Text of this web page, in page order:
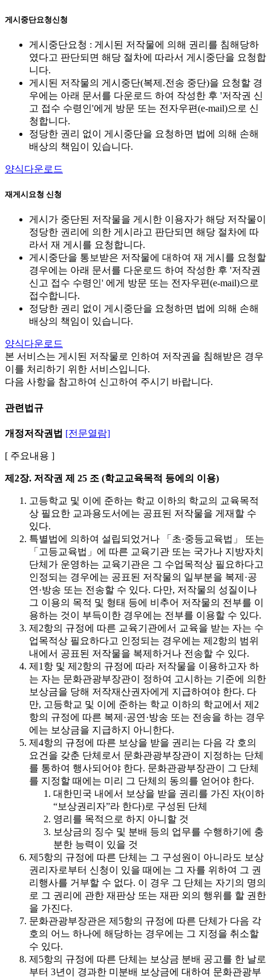
게시중단요청신청
게시중단요청 : 게시된 저작물에 의해 권리를 침해당하
였다고 판단되면 해당 절차에 따라서 게시중단을 요청합
니다.
게시된 저작물의 게시중단(복제.전송 중단)을 요청할 경
우에는 아래 문서를 다운로드 하여 작성한 후 '저작권 신
고 접수 수령인'에게 방문 또는 전자우편(e-mail)으로 신
청합니다.
정당한 권리 없이 게시중단을 요청하면 법에 의해 손해
배상의 책임이 있습니다.
양식다운로드
재게시요청 신청
게시가 중단된 저작물을 게시한 이용자가 해당 저작물이
정당한 권리에 의한 게시라고 판단되면 해당 절차에 따
라서 재 게시를 요청합니다.
게시중단을 통보받은 저작물에 대하여 재 게시를 요청할
경우에는 아래 문서를 다운로드 하여 작성한 후 '저작권
신고 접수 수령인' 에게 방문 또는 전자우편(e-mail)으로
접수합니다.
정당한 권리 없이 게시중단을 요청하면 법에 의해 손해
배상의 책임이 있습니다.
양식다운로드
본 서비스는 게시된 저작물로 인하여 저작권을 침해받은 경우
이를 처리하기 위한 서비스입니다.
다음 사항을 참고하여 신고하여 주시기 바랍니다.
관련법규
개정저작권법 [전문열람]
[ 주요내용 ]
제2장. 저작권 제 25 조 (학교교육목적 등에의 이용)
고등학교 및 이에 준하는 학교 이하의 학교의 교육목적
상 필요한 교과용도서에는 공표된 저작물을 게재할 수
있다.
특별법에 의하여 설립되었거나 「초·중등교육법」 또는
「고등교육법」에 따른 교육기관 또는 국가나 지방자치
단체가 운영하는 교육기관은 그 수업목적상 필요하다고
인정되는 경우에는 공표된 저작물의 일부분을 복제·공
연·방송 또는 전송할 수 있다. 다만, 저작물의 성질이나
그 이용의 목적 및 형태 등에 비추어 저작물의 전부를 이
용하는 것이 부득이한 경우에는 전부를 이용할 수 있다.
제2항의 규정에 따른 교육기관에서 교육을 받는 자는 수
업목적상 필요하다고 인정되는 경우에는 제2항의 범위
내에서 공표된 저작물을 복제하거나 전송할 수 있다.
제1항 및 제2항의 규정에 따라 저작물을 이용하고자 하
는 자는 문화관광부장관이 정하여 고시하는 기준에 의한
보상금을 당해 저작재산권자에게 지급하여야 한다. 다
만, 고등학교 및 이에 준하는 학교 이하의 학교에서 제2
항의 규정에 따른 복제·공연·방송 또는 전송을 하는 경우
에는 보상금을 지급하지 아니한다.
제4항의 규정에 따른 보상을 받을 권리는 다음 각 호의
요건을 갖춘 단체로서 문화관광부장관이 지정하는 단체
를 통하여 행사되어야 한다. 문화관광부장관이 그 단체
를 지정할 때에는 미리 그 단체의 동의를 얻어야 한다.
대한민국 내에서 보상을 받을 권리를 가진 자(이하
“보상권리자”라 한다)로 구성된 단체
영리를 목적으로 하지 아니할 것
보상금의 징수 및 분배 등의 업무를 수행하기에 충
분한 능력이 있을 것
제5항의 규정에 따른 단체는 그 구성원이 아니라도 보상
권리자로부터 신청이 있을 때에는 그 자를 위하여 그 권
리행사를 거부할 수 없다. 이 경우 그 단체는 자기의 명의
로 그 권리에 관한 재판상 또는 재판 외의 행위를 할 권한
을 가진다.
문화관광부장관은 제5항의 규정에 따른 단체가 다음 각
호의 어느 하나에 해당하는 경우에는 그 지정을 취소할
수 있다.
제5항의 규정에 따른 단체는 보상금 분배 공고를 한 날로
부터 3년이 경과한 미분배 보상금에 대하여 문화관광부